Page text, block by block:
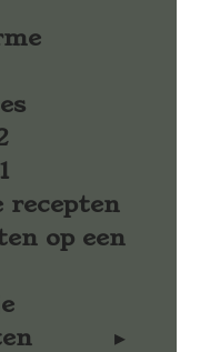
recepten
op een